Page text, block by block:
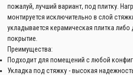
пожалуй, лучший вариант, под плитку.
монтируется исключительно в слой
укладывается керамическая плитка либо
покрытие.
Преимущества:
Подходит для помещений с любой
Укладка под стяжку - высокая